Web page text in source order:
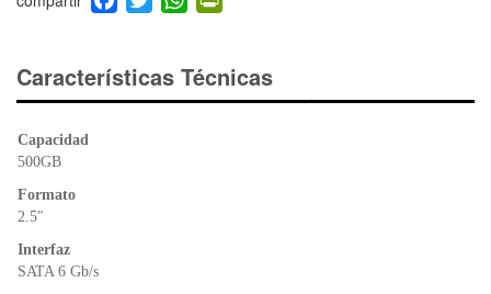
a
e
b
wi
er
h
s
A
ri
e
Características Técnicas
Capacidad
500GB
Formato
2.5″
Interfaz
SATA 6 Gb/s